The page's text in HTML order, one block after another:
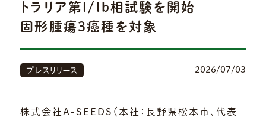
トラリア第I/Ib相試験を開始
固形腫瘍3癌種を対象
2026/07/03
プレスリリース
株式会社A-SEEDS（本社：長野県松本市、代表